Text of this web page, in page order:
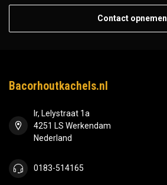
Contact opnemen
Bacorhoutkachels.nl
Ir, Lelystraat 1a
4251 LS Werkendam
Nederland
0183-514165